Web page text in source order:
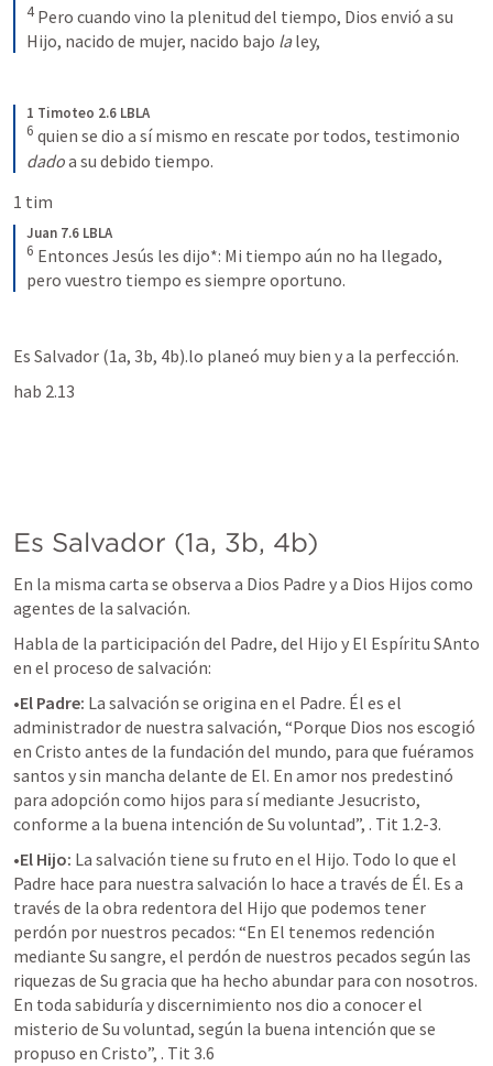
4 Pero cuando vino la plenitud del tiempo, Dios envió a su
Hijo, nacido de mujer, nacido bajo la ley,
1 Timoteo 2.6 LBLA
6
dado a su debido tiempo.
1 tim
Juan 7.6 LBLA
6 Entonces Jesús les dijo*: Mi tiempo aún no ha llegado,
pero vuestro tiempo es siempre oportuno.
Es Salvador (1a, 3b, 4b).lo planeó muy bien y a la perfección.
hab 2.13
Es Salvador (1a, 3b, 4b)
En la misma carta se observa a Dios Padre y a Dios Hijos como
agentes de la salvación.
Habla de la participación del Padre, del Hijo y El Espíritu SAnto
en el proceso de salvación:
•El Padre: La salvación se origina en el Padre. Él es el
administrador de nuestra salvación, “Porque Dios nos escogió
en Cristo antes de la fundación del mundo, para que fuéramos
santos y sin mancha delante de El. En amor nos predestinó
para adopción como hijos para sí mediante Jesucristo,
conforme a la buena intención de Su voluntad”, . Tit 1.2-3.
•El Hijo: La salvación tiene su fruto en el Hijo. Todo lo que el
Padre hace para nuestra salvación lo hace a través de Él. Es a
través de la obra redentora del Hijo que podemos tener
perdón por nuestros pecados: “En El tenemos redención
mediante Su sangre, el perdón de nuestros pecados según las
riquezas de Su gracia que ha hecho abundar para con nosotros.
En toda sabiduría y discernimiento nos dio a conocer el
misterio de Su voluntad, según la buena intención que se
propuso en Cristo”, . Tit 3.6